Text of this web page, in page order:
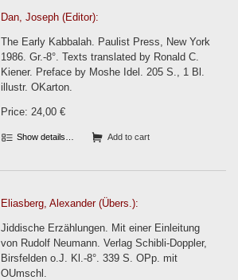
Dan, Joseph (Editor):
The Early Kabbalah. Paulist Press, New York
1986. Gr.-8°. Texts translated by Ronald C.
Kiener. Preface by Moshe Idel. 205 S., 1 Bl.
illustr. OKarton.
Price: 24,00 €
Show details… Add to cart
Eliasberg, Alexander (Übers.):
Jiddische Erzählungen. Mit einer Einleitung
von Rudolf Neumann. Verlag Schibli-Doppler,
Birsfelden o.J. Kl.-8°. 339 S. OPp. mit
OUmschl.